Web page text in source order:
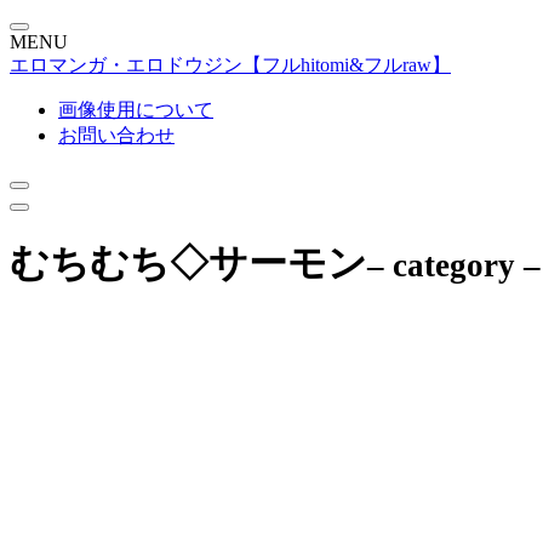
MENU
エロマンガ・エロドウジン【フルhitomi&フルraw】
画像使用について
お問い合わせ
むちむち◇サーモン– category –